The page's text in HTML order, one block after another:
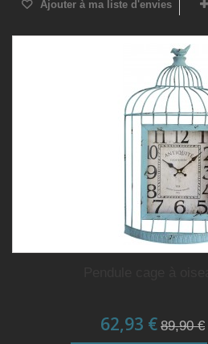
Ajouter à ma liste d'envies
62,93 € 89,90 €